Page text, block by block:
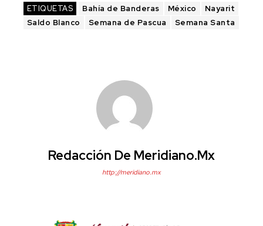
ETIQUETAS Bahía de Banderas México
Nayarit
Saldo Blanco
Semana de Pascua Semana Santa
Redacción De Meridiano.mx
http://meridiano.mx